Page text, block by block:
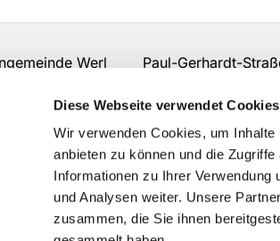
Diese Webseite verwendet Cookies
Wir verwenden Cookies, um
anbieten zu können und die
Informationen zu Ihrer
und Analysen weiter. Unsere
zusammen, die Sie ihnen
Werl Paul-Gerhardt-